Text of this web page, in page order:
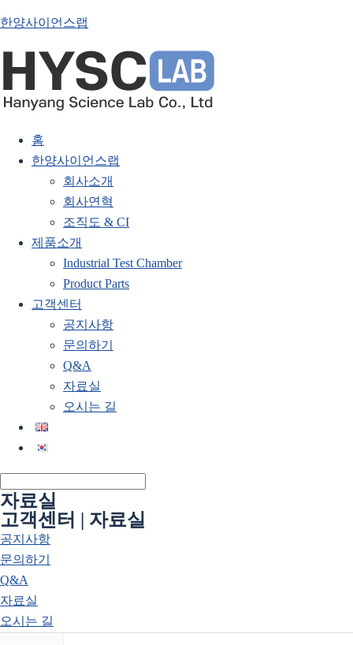
한양사이언스랩
홈
한양사이언스랩
회사소개
회사연혁
조직도 & CI
제품소개
Industrial Test Chamber
Product Parts
고객센터
공지사항
문의하기
Q&A
자료실
오시는 길
자료실
고객센터 | 자료실
공지사항
문의하기
Q&A
자료실
오시는 길